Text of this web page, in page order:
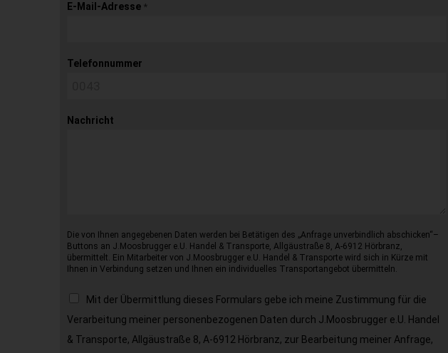
E-Mail-Adresse *
Telefonnummer
Nachricht
Die von Ihnen angegebenen Daten werden bei Betätigen des „Anfrage unverbindlich abschicken“–
Buttons an J.Moosbrugger e.U. Handel & Transporte, Allgäustraße 8, A-6912 Hörbranz,
übermittelt. Ein Mitarbeiter von J.Moosbrugger e.U. Handel & Transporte wird sich in Kürze mit
Ihnen in Verbindung setzen und Ihnen ein individuelles Transportangebot übermitteln.
Mit der Übermittlung dieses Formulars gebe ich meine Zustimmung für die
Verarbeitung meiner personenbezogenen Daten durch J.Moosbrugger e.U. Handel
& Transporte, Allgäustraße 8, A-6912 Hörbranz, zur Bearbeitung meiner Anfrage,